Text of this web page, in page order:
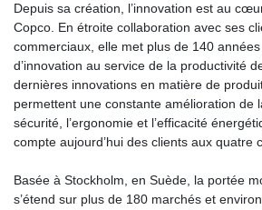
Depuis sa création, l’innovation est au
Copco. En étroite collaboration avec ses
commerciaux, elle met plus de 140 années
d’innovation au service de la productivité
dernières innovations en matière de
permettent une constante amélioration de
sécurité, l’ergonomie et l’efficacité
compte aujourd’hui des clients aux quatre
Basée à Stockholm, en Suède, la portée
s’étend sur plus de 180 marchés et